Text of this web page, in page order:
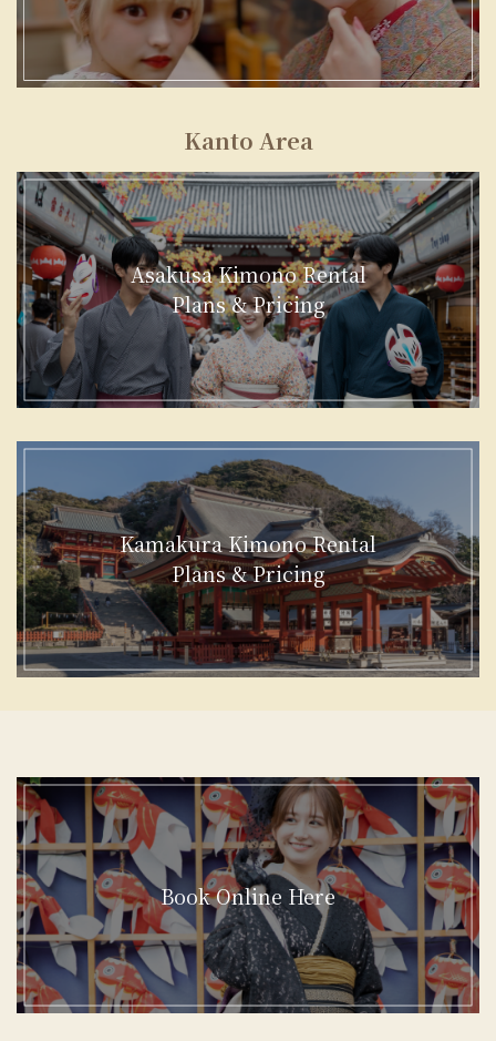
Kanto Area
Asakusa Kimono Rental
Plans & Pricing
Kamakura Kimono Rental
Plans & Pricing
Book Online Here